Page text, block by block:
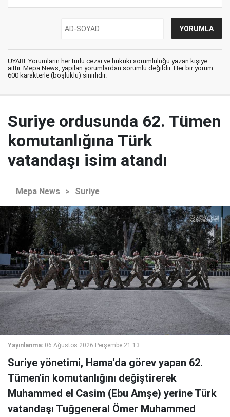
UYARI: Yorumların her türlü cezai ve hukuki sorumluluğu yazan kişiye
aittir. Mepa News, yapılan yorumlardan sorumlu değildir. Her bir yorum
600 karakterle (boşluklu) sınırlıdır.
Suriye ordusunda 62. Tümen
komutanlığına Türk
vatandaşı isim atandı
Mepa News > Suriye
Yayınlanma: 06 Ağustos 2026 Perşembe 21:13
Suriye yönetimi, Hama'da görev yapan 62.
Tümen'in komutanlığını değiştirerek
Muhammed el Casim (Ebu Amşe) yerine Türk
vatandaşı Tuğgeneral Ömer Muhammed